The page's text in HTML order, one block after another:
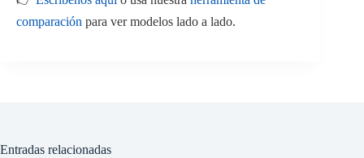
comparación para ver modelos lado a lado.
Entradas relacionadas